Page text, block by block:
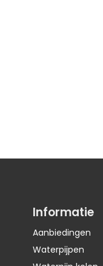
Informatie
Aanbiedingen
Waterpijpen